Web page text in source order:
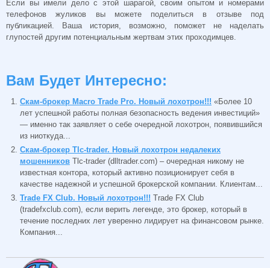
Если вы имели дело с этой шарагой, своим опытом и номерами
телефонов жуликов вы можете поделиться в отзыве под
публикацией. Ваша история, возможно, поможет не наделать
глупостей другим потенциальным жертвам этих проходимцев.
Вам Будет Интересно:
Скам-брокер Macro Trade Pro. Новый лохотрон!!! «Более 10
лет успешной работы полная безопасность ведения инвестиций»
— именно так заявляет о себе очередной лохотрон, появившийся
из ниоткуда...
Скам-брокер Tlc-trader. Новый лохотрон недалеких
мошенников Tlc-trader (dlltrader.com) – очередная никому не
известная контора, который активно позиционирует себя в
качестве надежной и успешной брокерской компании. Клиентам...
Trade FX Club. Новый лохотрон!!! Trade FX Club
(tradefxclub.com), если верить легенде, это брокер, который в
течение последних лет уверенно лидирует на финансовом рынке.
Компания...